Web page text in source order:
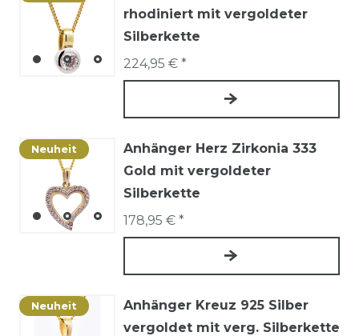
rhodiniert mit vergoldeter
Silberkette
224,95 € *
Neuheit
Anhänger Herz Zirkonia 333
Gold mit vergoldeter
Silberkette
178,95 € *
Neuheit
Anhänger Kreuz 925 Silber
vergoldet mit verg. Silberkette